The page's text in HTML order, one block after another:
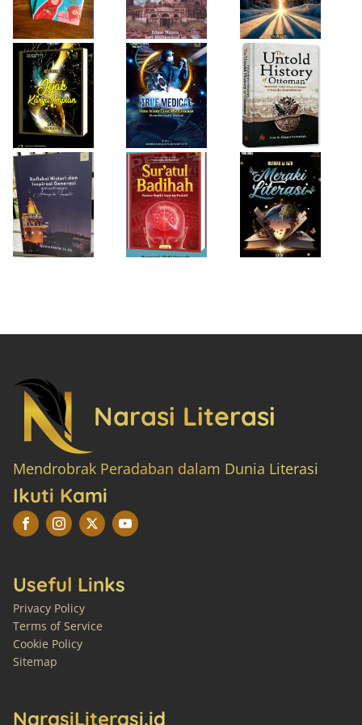
Buku Medis
Ottoman
Desi Wulan Sari
Refleksi Histori
dan Inspirasi
Generasi di Masa
Pandemi
“Achieving the
Impossible”
Firda Umayah
Sur'atul Badihah,
Panduan Berpikir
Cepat dan
Produktif
Sartinah
Rempaka
Literasiku
Narasi Literasi
Mendrobrak Peradaban dalam Dunia Literasi
Ikuti Kami
Useful Links
Privacy Policy
Terms of Service
Cookie Policy
Sitemap
NarasiLiterasi.id